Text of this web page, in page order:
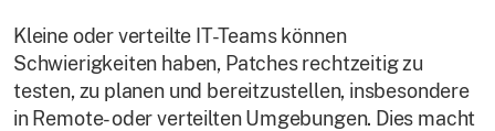
Kleine oder verteilte IT-Teams können
Schwierigkeiten haben, Patches rechtzeitig zu
testen, zu planen und bereitzustellen, insbesondere
in Remote- oder verteilten Umgebungen. Dies macht